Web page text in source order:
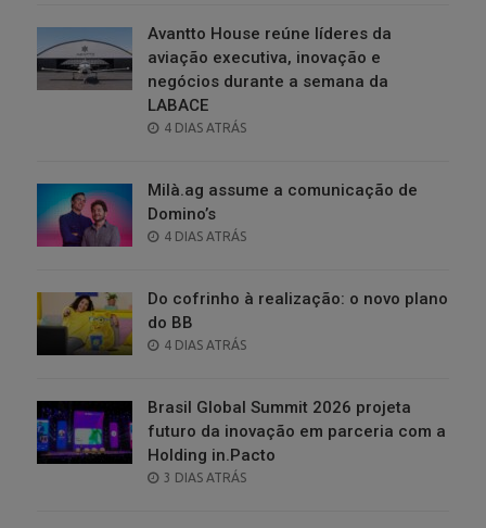
Avantto House reúne líderes da
aviação executiva, inovação e
negócios durante a semana da
LABACE
POSTED
4 DIAS ATRÁS
Milà.ag assume a comunicação de
Domino’s
POSTED
4 DIAS ATRÁS
Do cofrinho à realização: o novo plano
do BB
POSTED
4 DIAS ATRÁS
Brasil Global Summit 2026 projeta
futuro da inovação em parceria com a
Holding in.Pacto
POSTED
3 DIAS ATRÁS